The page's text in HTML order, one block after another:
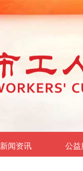
新闻资讯 公益